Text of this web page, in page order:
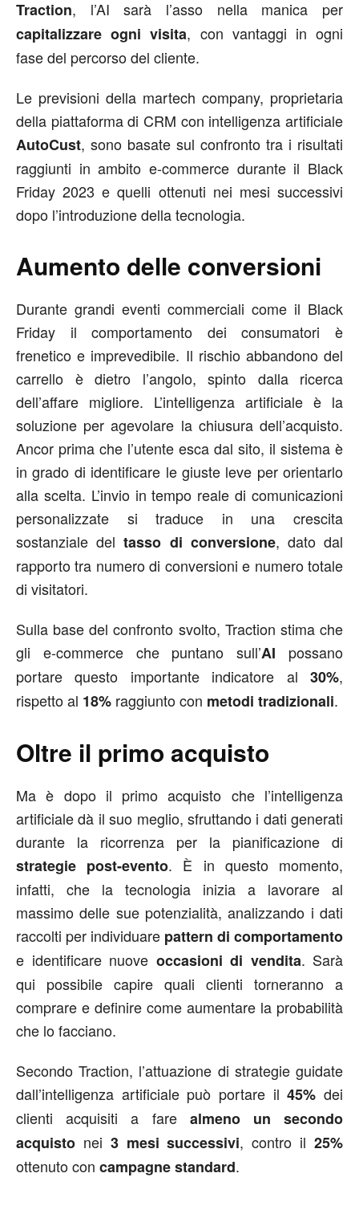
Traction, l’AI sarà l’asso nella manica per
capitalizzare ogni visita, con vantaggi in ogni
fase del percorso del cliente.
Le previsioni della martech company, proprietaria
della piattaforma di CRM con intelligenza artificiale
AutoCust, sono basate sul confronto tra i risultati
raggiunti in ambito e-commerce durante il Black
Friday 2023 e quelli ottenuti nei mesi successivi
dopo l’introduzione della tecnologia.
Aumento delle conversioni
Durante grandi eventi commerciali come il Black
Friday il comportamento dei consumatori è
frenetico e imprevedibile. Il rischio abbandono del
carrello è dietro l’angolo, spinto dalla ricerca
dell’affare migliore. L’intelligenza artificiale è la
soluzione per agevolare la chiusura dell’acquisto.
Ancor prima che l’utente esca dal sito, il sistema è
in grado di identificare le giuste leve per orientarlo
alla scelta. L’invio in tempo reale di comunicazioni
personalizzate si traduce in una crescita
sostanziale deltasso di conversione, dato dal
rapporto tra numero di conversioni e numero totale
di visitatori.
Sulla base del confronto svolto, Traction stima che
gli e-commerce che puntano sull’AI possano
portare questo importante indicatore al 30%,
rispetto al 18% raggiunto con metodi tradizionali.
Oltre il primo acquisto
Ma è dopo il primo acquisto che l’intelligenza
artificiale dà il suo meglio, sfruttando i dati generati
durante la ricorrenza per la pianificazione di
strategie post-evento. È in questo momento,
infatti, che la tecnologia inizia a lavorare al
massimo delle sue potenzialità, analizzando i dati
raccolti per individuare pattern di comportamento
e identificare nuove occasioni di vendita. Sarà
qui possibile capire quali clienti torneranno a
comprare e definire come aumentare la probabilità
che lo facciano.
Secondo Traction, l’attuazione di strategie guidate
dall’intelligenza artificiale può portare il45% dei
clienti acquisiti a fare almeno un secondo
acquisto nei 3 mesi successivi, contro il25%
ottenuto con campagne standard.